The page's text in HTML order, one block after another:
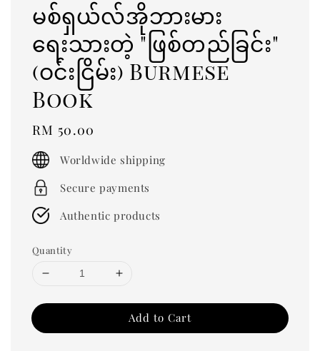
မစ်ရှယ်လ်အိုဘားမား
ရေးသားတဲ့ "ဖြစ်တည်ခြင်း"
(ဝင်းငြိမ်း) Burmese
Book
Regular
price
RM 50.00
Worldwide shipping
Secure payments
Authentic products
Quantity
Add to Cart